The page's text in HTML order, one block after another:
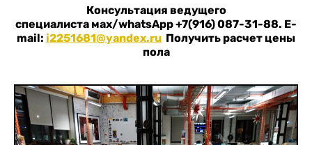
Консультация ведущего
специалиста мах/whatsApp +7(916) 087-31-88. E-
mail: i2251681@yandex.ru Получить расчет цены
пола